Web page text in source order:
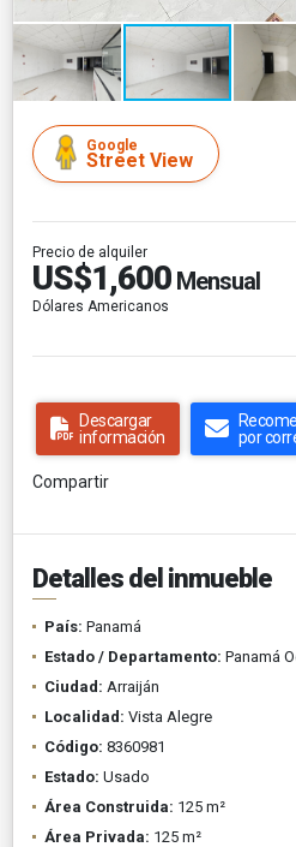
Google
Street View
Precio de alquiler
US$1,600 Mensual
Dólares Americanos
Descargar
información
por
Compartir
Detalles del inmueble
País: Panamá
Estado / Departamento: Panamá
Ciudad: Arraiján
Localidad: Vista Alegre
Código: 8360981
Estado: Usado
Área Construida: 125 m²
Área Privada: 125 m²